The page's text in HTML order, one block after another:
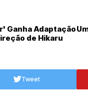
Ganha Adaptação
de Hikaru
Tweet